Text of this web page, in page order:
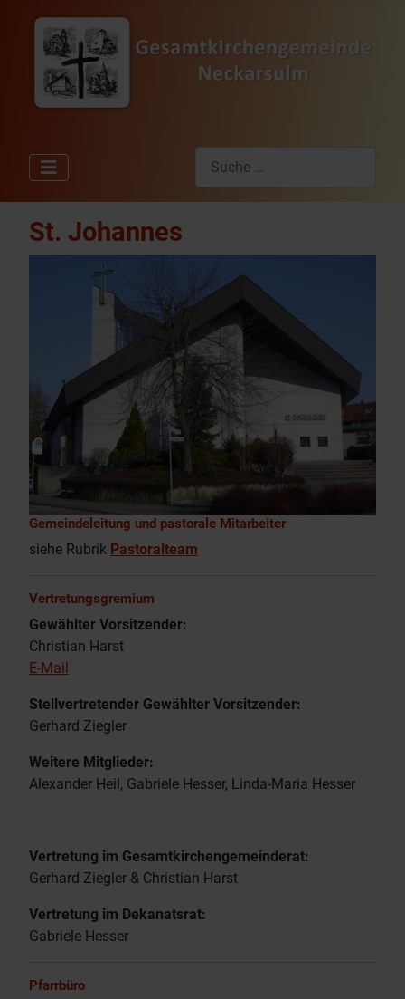
St. Johannes
Gemeindeleitung und pastorale Mitarbeiter
siehe Rubrik Pastoralteam
Vertretungsgremium
Gewählter Vorsitzender:
Christian Harst
E-Mail
Stellvertretender Gewählter Vorsitzender:
Gerhard Ziegler
Weitere Mitglieder:
Alexander Heil, Gabriele Hesser, Linda-Maria Hesser
Vertretung im Gesamtkirchengemeinderat:
Gerhard Ziegler & Christian Harst
Vertretung im Dekanatsrat:
Gabriele Hesser
Pfarrbüro